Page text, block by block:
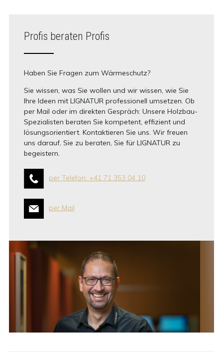
Profis beraten Profis
Haben Sie Fragen zum Wärmeschutz?
Sie wissen, was Sie wollen und wir wissen, wie Sie
Ihre Ideen mit LIGNATUR professionell umsetzen. Ob
per Mail oder im direkten Gespräch: Unsere Holzbau-
Spezialisten beraten Sie kompetent, effizient und
lösungsorientiert. Kontaktieren Sie uns. Wir freuen
uns darauf, Sie zu beraten, Sie für LIGNATUR zu
begeistern.
per Telefon: +41 71 353 04 10
per Mail